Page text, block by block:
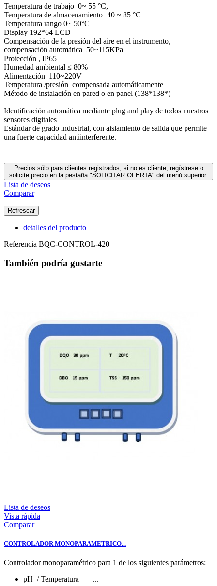
Temperatura de trabajo 0~ 55 °C,
Temperatura de almacenamiento -40 ~ 85 °C
Temperatura rango 0~ 50°C
Display 192*64 LCD
Compensación de la presión del aire en el instrumento,
compensación automática 50~115KPa
Protección , IP65
Humedad ambiental ≤ 80%
Alimentación 110~220V
Temperatura /presión compensada automáticamente
Método de instalación en pared o en panel (138*138*)
Identificación automática mediante plug and play de todos nuestros
sensores digitales
Estándar de grado industrial, con aislamiento de salida que permite
una fuerte capacidad antiinterferente.
Precios sólo para clientes registrados, si no es cliente, regístrese o
solicite precio en la pestaña "SOLICITAR OFERTA" del menú superior.
Lista de deseos
Comparar
detalles del producto
Referencia BQC-CONTROL-420
También podría gustarte
Lista de deseos
Vista rápida
Comparar
CONTROLADOR MONOPARAMETRICO...
Controlador monoparamétrico para 1 de los siguientes parámetros:
pH / Temperatura ...